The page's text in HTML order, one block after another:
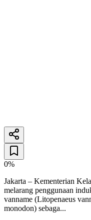
3
0%
Jakarta – Kementerian
melarang penggunaan
vanname (Litopenaeus
monodon) sebaga...